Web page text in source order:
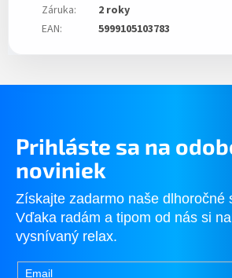
Záruka:
2 roky
EAN: 5999105103783
Prihláste sa na
noviniek
Získajte zadarmo naše dlhoročné
Vďaka radám a tipom od nás si
vysnívaný relax.
Email